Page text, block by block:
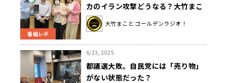
番組レポ
カのイラン攻撃どうなる？大竹まこ
とが政治学者に聞く
大竹まこと ゴールデンラジオ！
6/23, 2025
都議選大敗。自民党には「売り物」
がない状態だった？